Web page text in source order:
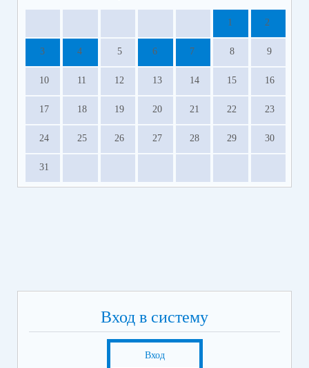
1 2
3 4 5 6 7 8 9
10 11 12 13 14 15 16
17 18 19 20 21 22 23
24 25 26 27 28 29 30
31
Вход в систему
Вход